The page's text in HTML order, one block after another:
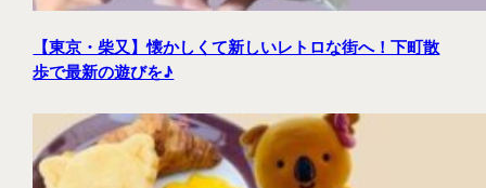
【東京・柴又】懐かしくて新しいレトロな街へ！下町散
歩で最新の遊びを♪